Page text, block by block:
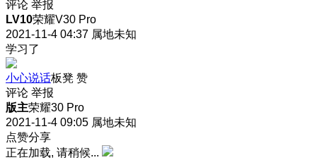
评论 举报
LV10荣耀V30 Pro
2021-11-4 04:37 属地未知
学习了
小心说话板凳 赞
评论 举报
版主荣耀30 Pro
2021-11-4 09:05 属地未知
点赞分享
正在加载, 请稍候...